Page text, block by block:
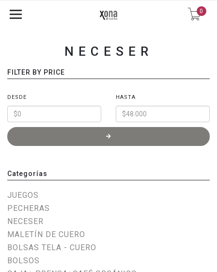
0
NECESER
FILTER BY PRICE
DESDE HASTA
Categorías
JUEGOS
PECHERAS
NECESER
MALETÍN DE CUERO
BOLSAS TELA - CUERO
BOLSOS